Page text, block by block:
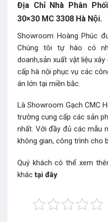
Địa Chỉ Nhà Phân
30×30 MC 3308 Hà Nội.
Showroom Hoàng Phúc
Chúng tôi tự hào có
doanh,sản xuất vật liệu
cấp hà nội phục vụ các
án lớn tại miền bắc.
Là Showroom Gạch CMC
trường cung cấp các sản
nhất. Với đầy đủ các mẫu
không gian, công trình cho
Quý khách có thể xem
khác tại đây